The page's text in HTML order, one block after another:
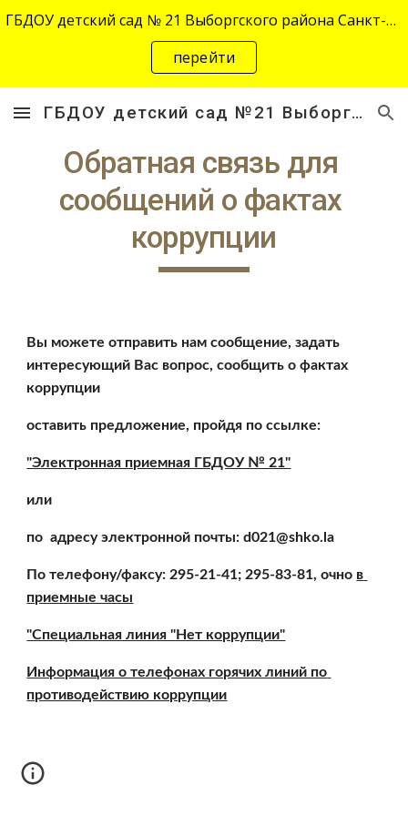
Skip to main content Skip to navigation
ГБДОУ детский сад № 21 Выборгского района Санкт-Петербурга переехал на новый адрес "site-2645.siteedu.ru".
перейти
ГБДОУ детский сад №21 Выборгского района Санкт-Петербурга
Обратная связь для
сообщений о фактах
коррупции
Вы можете отправить нам сообщение, задать
интересующий Вас вопрос, сообщить о фактах
коррупции
оставить предложение, пройдя по ссылке:
"Электронная приемная ГБДОУ № 21"
или
по  адресу электронной почты: d021@shko.la
По телефону/факсу: 295-21-41; 295-83-81, очно в
приемные часы
"Специальная линия "Нет коррупции"
Информация о телефонах горячих линий по
противодействию коррупции